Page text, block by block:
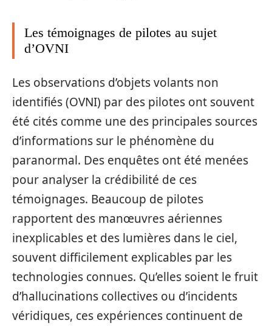
Les témoignages de pilotes au sujet
d’OVNI
Les observations d’objets volants non
identifiés (OVNI) par des pilotes ont souvent
été cités comme une des principales sources
d’informations sur le phénomène du
paranormal. Des enquêtes ont été menées
pour analyser la crédibilité de ces
témoignages. Beaucoup de pilotes
rapportent des manœuvres aériennes
inexplicables et des lumières dans le ciel,
souvent difficilement explicables par les
technologies connues. Qu’elles soient le fruit
d’hallucinations collectives ou d’incidents
véridiques, ces expériences continuent de